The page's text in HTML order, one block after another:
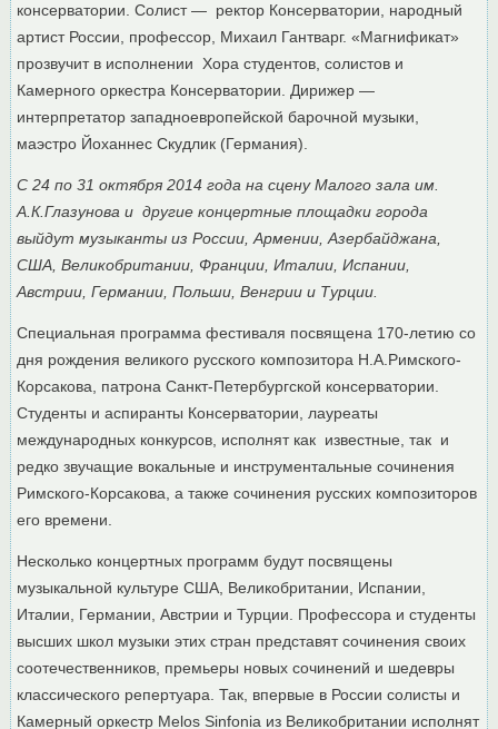
консерватории. Солист — ректор Консерватории, народный
артист России, профессор, Михаил Гантварг. «Магнификат»
прозвучит в исполнении Хора студентов, солистов и
Камерного оркестра Консерватории. Дирижер —
интерпретатор западноевропейской барочной музыки,
маэстро Йоханнес Скудлик (Германия).
С 24 по 31 октября 2014 года на сцену Малого зала им.
А.К.Глазунова и другие концертные площадки города
выйдут музыканты из России, Армении, Азербайджана,
США, Великобритании, Франции, Италии, Испании,
Австрии, Германии, Польши, Венгрии и Турции.
Специальная программа фестиваля посвящена 170-летию со
дня рождения великого русского композитора Н.А.Римского-
Корсакова, патрона Санкт-Петербургской консерватории.
Студенты и аспиранты Консерватории, лауреаты
международных конкурсов, исполнят как известные, так и
редко звучащие вокальные и инструментальные сочинения
Римского-Корсакова, а также сочинения русских композиторов
его времени.
Несколько концертных программ будут посвящены
музыкальной культуре США, Великобритании, Испании,
Италии, Германии, Австрии и Турции. Профессора и студенты
высших школ музыки этих стран представят сочинения своих
соотечественников, премьеры новых сочинений и шедевры
классического репертуара. Так, впервые в России солисты и
Камерный оркестр Melos Sinfonia из Великобритании исполнят